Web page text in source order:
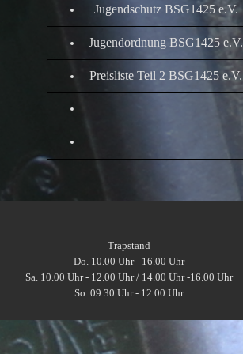
Jugendschutz BSG1425 e.V.
Jugendordnung BSG1425 e.V.
Preisliste Teil 2 BSG1425 e.V.
Trapstand
Do. 10.00 Uhr - 16.00 Uhr
Sa. 10.00 Uhr - 12.00 Uhr / 14.00 Uhr -16.00 Uhr
So. 09.30 Uhr - 12.00 Uhr